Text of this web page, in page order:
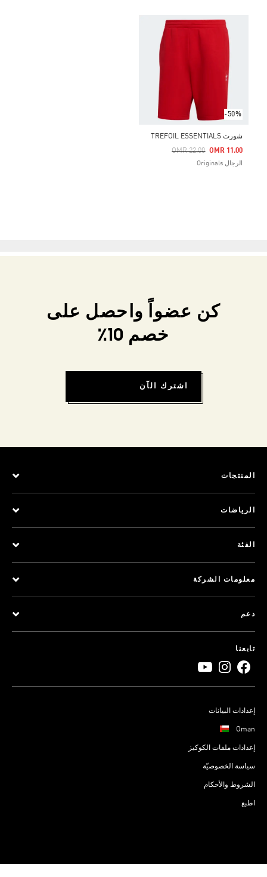
-50%
شورت TREFOIL ESSENTIALS
Price Reduced From
OMR 22.00
To OMR 11.00
الرجال Originals
كن عضواً واحصل على
خصم 10٪
اشترك الآن
المنتجات
الرياضات
الفئة
معلومات الشركة
دعم
تابعنا
إعدادات البيانات
Oman
إعدادات ملفات الكوكيز
سياسة الخصوصيّة
الشروط والأحكام
اطبع